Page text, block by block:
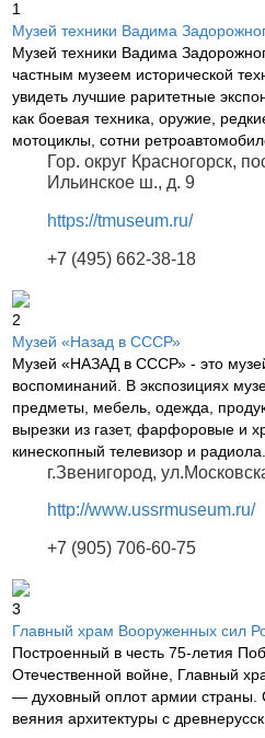
1
Музей техники Вадима
Музей техники Вадима
частным музеем исторической
увидеть лучшие раритетные
как боевая техника, оружие,
мотоциклы, сотни
Гор. округ Красногорск,
Ильинское ш., д. 9
https://tmuseum.ru/
+7 (495) 662-38-18
2
Музей «Назад в СССР»
Музей «НАЗАД в СССР» - это
воспоминаний. В экспозициях
предметы, мебель, одежда,
вырезки из газет, фарфоровые и
кинескопный телевизор и радиола.
г.Звенигород,
http://www.ussrmuseum.ru/
+7 (905) 706-60-75
3
Главный храм Вооруженных сил
Построенный в честь 75-летия
Отечественной войне, Главный
— духовный оплот армии страны.
веяния архитектуры с